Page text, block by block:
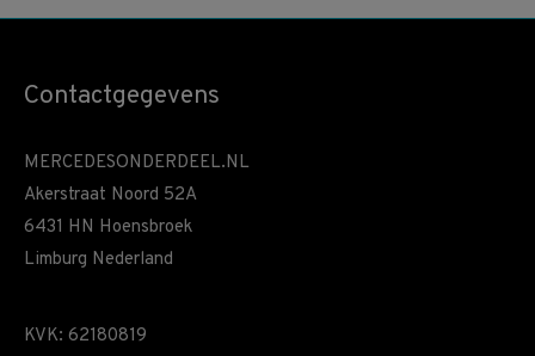
Contactgegevens
MERCEDESONDERDEEL.NL
Akerstraat Noord 52A
6431 HN Hoensbroek
Limburg Nederland
KVK: 62180819